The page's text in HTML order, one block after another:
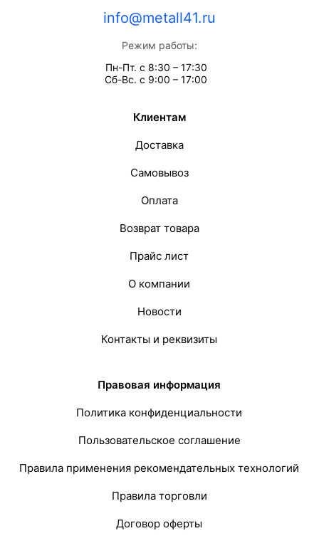
info@metall41.ru
Режим работы:
Пн-Пт. с 8:30 – 17:30
Сб-Вс. с 9:00 – 17:00
Клиентам
Доставка
Самовывоз
Оплата
Возврат товара
Прайс лист
О компании
Новости
Контакты и реквизиты
Правовая информация
Политика конфиденциальности
Пользовательское соглашение
Правила применения рекомендательных технологий
Правила торговли
Договор оферты